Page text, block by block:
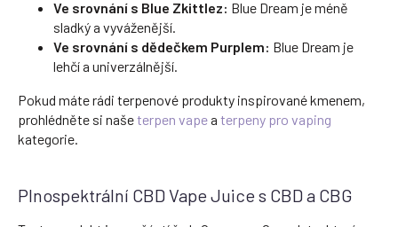
Ve srovnání s Blue Zkittlez: Blue Dream je méně
sladký a vyváženější.
Ve srovnání s dědečkem Purplem: Blue Dream je
lehčí a univerzálnější.
Pokud máte rádi terpenové produkty inspirované kmenem,
prohlédněte si našeterpen vapea terpeny pro vaping
kategorie.
Plnospektrální CBD Vape Juice s CBD a CBG